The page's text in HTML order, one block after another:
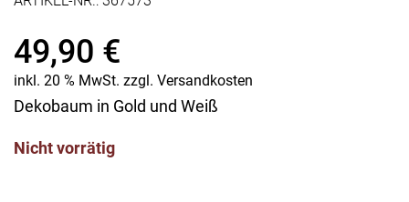
49,90 €
inkl. 20 % MwSt. zzgl. Versandkosten
Dekobaum in Gold und Weiß
Nicht vorrätig